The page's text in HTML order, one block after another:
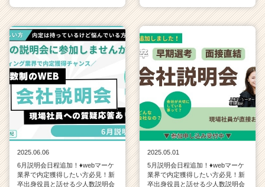
2025.06.06
6月説明会日程追加！♦webマーケ
業界で内定獲得したい方必見！新
卒出身役員と話せる少人数説明会
2025.05.01
5月説明会日程追加！♦webマーケ
業界で内定獲得したい方必見！新
卒出身役員と話せる少人数説明会